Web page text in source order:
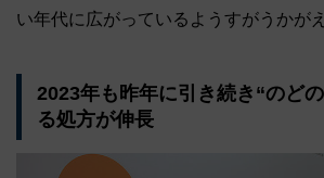
い年代に広がっているようすがうかが
2023年も昨年に引き続き“のど
る処方が伸長